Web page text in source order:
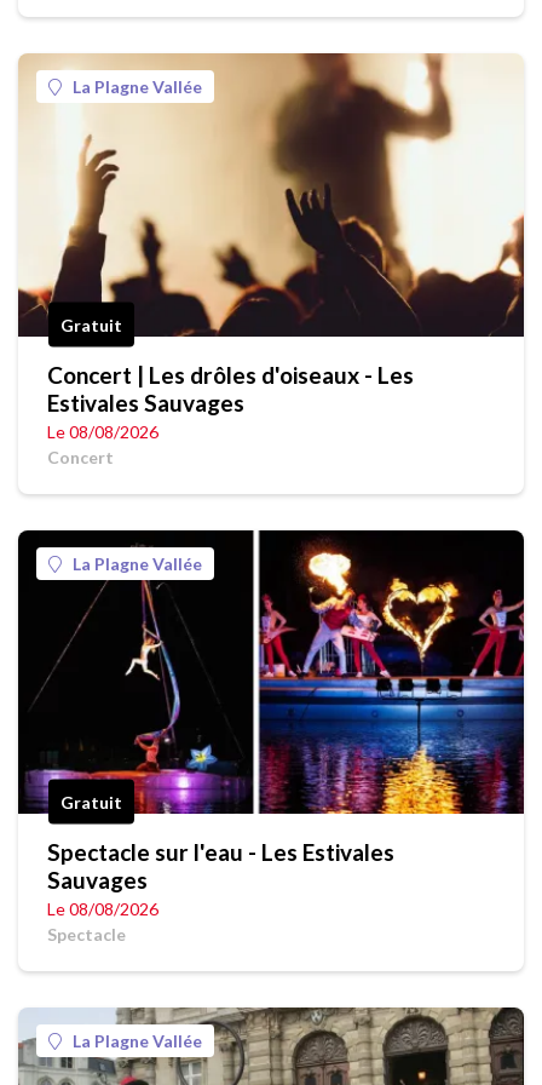
La Plagne Vallée
Gratuit
Concert | Les drôles d'oiseaux - Les
Estivales Sauvages
Le 08/08/2026
Concert
La Plagne Vallée
Gratuit
Spectacle sur l'eau - Les Estivales
Sauvages
Le 08/08/2026
Spectacle
La Plagne Vallée